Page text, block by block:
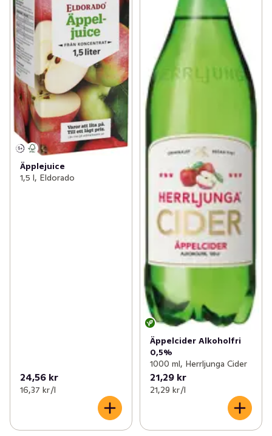
Äpplejuice
1,5 l, Eldorado
24,56 kr
16,37 kr /l
Äppelcider Alkoholfri
0,5%
1000 ml, Herrljunga Cider
21,29 kr
21,29 kr /l